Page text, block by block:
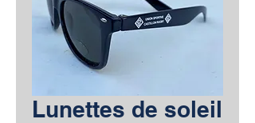
Lunettes de soleil